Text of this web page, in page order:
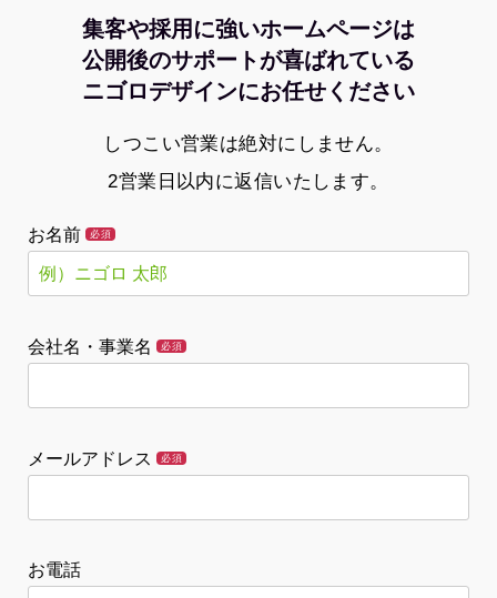
集客や採用に強いホームページは
公開後のサポートが喜ばれている
ニゴロデザインにお任せください
しつこい営業は絶対にしません。
2営業日以内に返信いたします。
お名前 必須
会社名・事業名 必須
メールアドレス 必須
お電話